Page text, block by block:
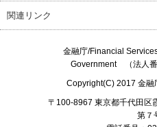
関連リンク
金融庁/Financial
Government（法人番
Copyright(C) 2017 金融
〒100-8967 東京都千代田区
第７